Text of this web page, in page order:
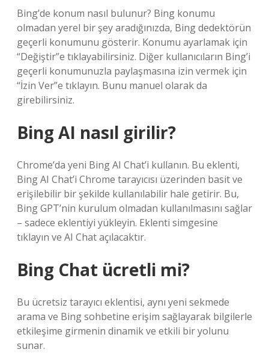
Bing’de konum nasıl bulunur? Bing konumu
olmadan yerel bir şey aradığınızda, Bing dedektörün
geçerli konumunu gösterir. Konumu ayarlamak için
“Değiştir”e tıklayabilirsiniz. Diğer kullanıcıların Bing’i
geçerli konumunuzla paylaşmasına izin vermek için
“İzin Ver”e tıklayın. Bunu manuel olarak da
girebilirsiniz.
Bing AI nasıl girilir?
Chrome’da yeni Bing AI Chat’i kullanın. Bu eklenti,
Bing AI Chat’i Chrome tarayıcısı üzerinden basit ve
erişilebilir bir şekilde kullanılabilir hale getirir. Bu,
Bing GPT’nin kurulum olmadan kullanılmasını sağlar
– sadece eklentiyi yükleyin. Eklenti simgesine
tıklayın ve AI Chat açılacaktır.
Bing Chat ücretli mi?
Bu ücretsiz tarayıcı eklentisi, aynı yeni sekmede
arama ve Bing sohbetine erişim sağlayarak bilgilerle
etkileşime girmenin dinamik ve etkili bir yolunu
sunar.